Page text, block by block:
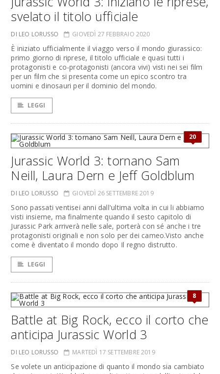
svelato il titolo ufficiale
DI LEO LORUSSO GIOVEDÌ 27 FEBBRAIO 2020
È iniziato ufficialmente il viaggo verso il mondo giurassico:
primo giorno di riprese, il titolo ufficiale e quasi tutti i
protagonisti e co-protagonisti (ancora vivi) visti nei sei film
per un film che si presenta come un epico scontro tra
uomini e dinosauri per il dominio del mondo.
LEGGI
20
Jurassic World 3: tornano Sam
Neill, Laura Dern e Jeff Goldblum
DI LEO LORUSSO GIOVEDÌ 26 SETTEMBRE 2019
Sono passati ventisei anni dall'ultima volta in cui li abbiamo
visti insieme, ma finalmente quando il sesto capitolo di
Jurassic Park arriverà nelle sale, porterà con sé anche i tre
protagonisti originali e non solo per dei cameo.Visto anche
come è diventato il mondo dopo Il regno distrutto.
LEGGI
8
Battle at Big Rock, ecco il corto che
anticipa Jurassic World 3
DI LEO LORUSSO MARTEDÌ 17 SETTEMBRE 2019
Se volete un anticipazione di quanto il mondo sia cambiato